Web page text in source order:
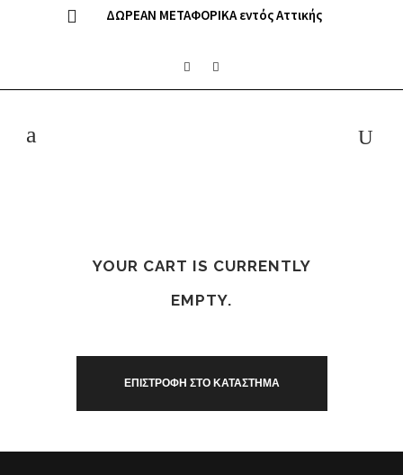
ΔΩΡΕΑΝ ΜΕΤΑΦΟΡΙΚΑ εντός Αττικής
YOUR CART IS CURRENTLY
EMPTY.
ΕΠΙΣΤΡΟΦΉ ΣΤΟ ΚΑΤΆΣΤΗΜΑ